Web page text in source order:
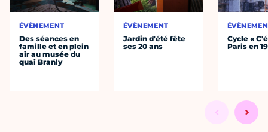
ÉVÈNEMENT
Des séances en
famille et en plein
air au musée du
quai Branly
ÉVÈNEMENT
Jardin d'été fête
ses 20 ans
Cycle «
Paris en